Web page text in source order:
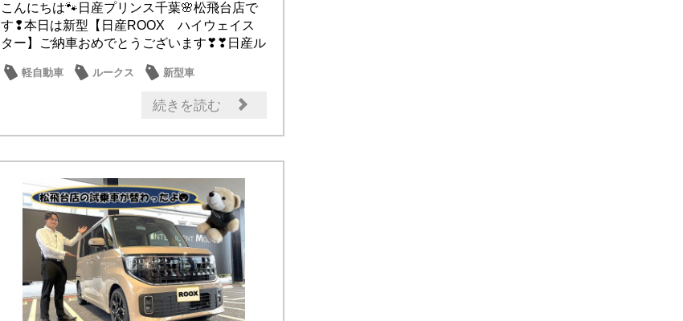
こんにちは🐾日産プリンス千葉🌸松飛台店で
す❢本日は新型【日産ROOX ハイウェイス
ター】ご納車おめでとうございます❣❣日産ル
軽自動車 ルークス
新型車
続きを読む